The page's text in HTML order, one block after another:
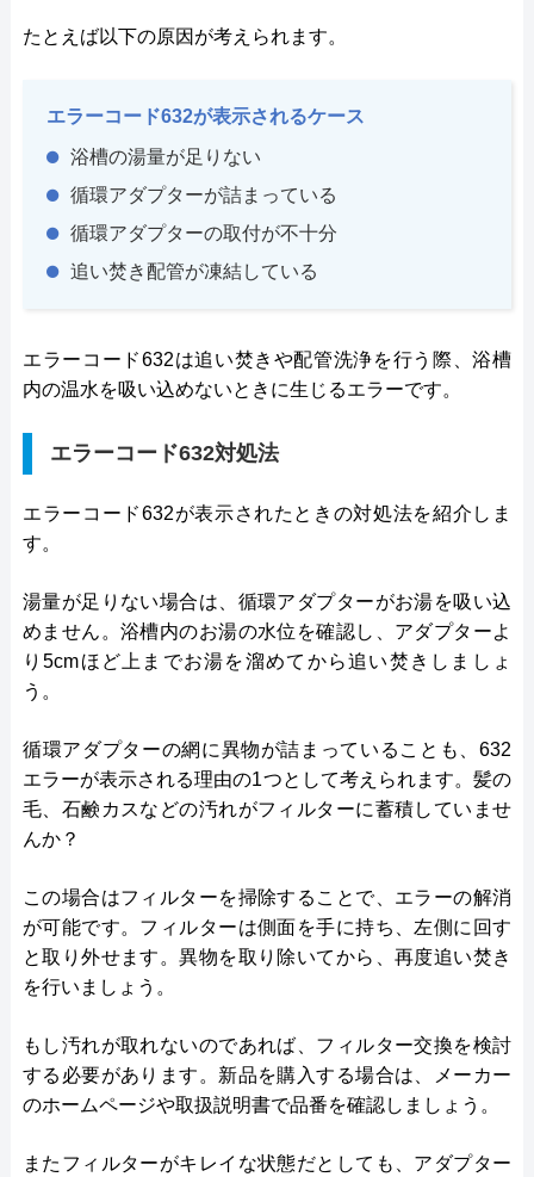
たとえば以下の原因が考えられます。
エラーコード632が表示されるケース
浴槽の湯量が足りない
循環アダプターが詰まっている
循環アダプターの取付が不十分
追い焚き配管が凍結している
エラーコード632は追い焚きや配管洗浄を行う際、浴槽
内の温水を吸い込めないときに生じるエラーです。
エラーコード632対処法
エラーコード632が表示されたときの対処法を紹介しま
す。
湯量が足りない場合は、循環アダプターがお湯を吸い込
めません。浴槽内のお湯の水位を確認し、アダプターよ
り5cmほど上までお湯を溜めてから追い焚きしましょ
う。
循環アダプターの網に異物が詰まっていることも、632
エラーが表示される理由の1つとして考えられます。髪の
毛、石鹸カスなどの汚れがフィルターに蓄積していませ
んか？
この場合はフィルターを掃除することで、エラーの解消
が可能です。フィルターは側面を手に持ち、左側に回す
と取り外せます。異物を取り除いてから、再度追い焚き
を行いましょう。
もし汚れが取れないのであれば、フィルター交換を検討
する必要があります。新品を購入する場合は、メーカー
のホームページや取扱説明書で品番を確認しましょう。
またフィルターがキレイな状態だとしても、アダプター